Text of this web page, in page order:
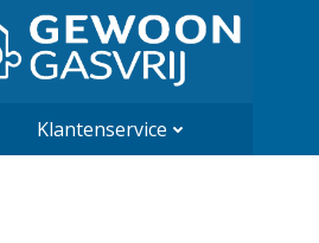
Klantenservice